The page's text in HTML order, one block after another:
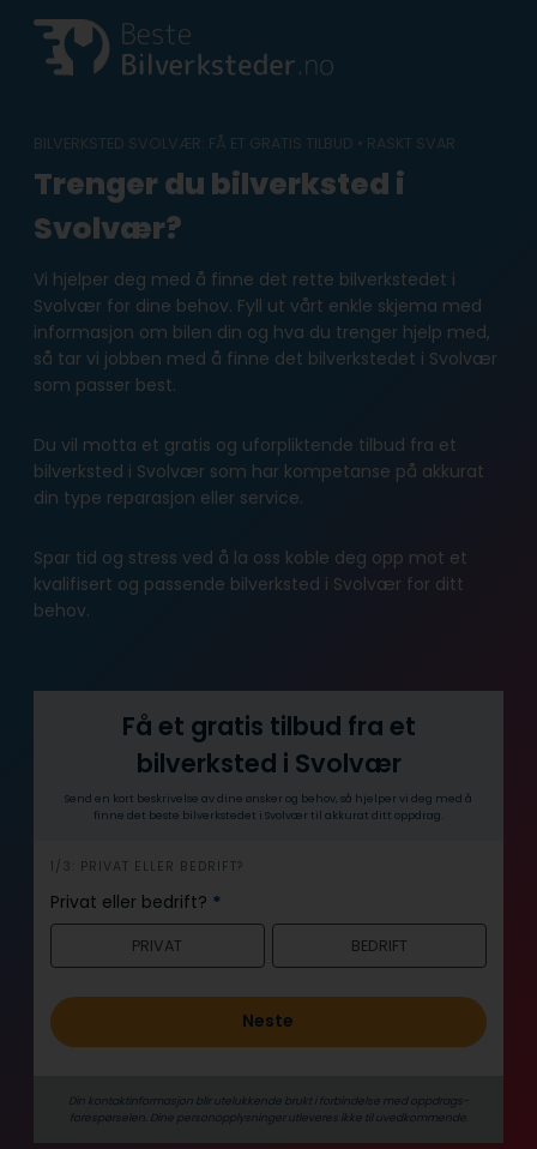
content
BILVERKSTED SVOLVÆR: FÅ ET GRATIS TILBUD • RASKT SVAR
Trenger du bilverksted i
Svolvær?
Vi hjelper deg med å finne det rette bilverkstedet i
Svolvær for dine behov. Fyll ut vårt enkle skjema med
informasjon om bilen din og hva du trenger hjelp med,
så tar vi jobben med å finne det bilverkstedet i Svolvær
som passer best.
Du vil motta et gratis og uforpliktende tilbud fra et
bilverksted i Svolvær som har kompetanse på akkurat
din type reparasjon eller service.
Spar tid og stress ved å la oss koble deg opp mot et
kvalifisert og passende bilverksted i Svolvær for ditt
behov.
Få et gratis tilbud fra et
bilverksted i Svolvær
Send en kort beskrivelse av dine ønsker og behov, så hjelper vi deg med å
finne det beste bilverkstedet i Svolvær til akkurat ditt oppdrag.
h
e
r
1/3: PRIVAT ELLER BEDRIFT?
Privat eller bedrift? *
PRIVAT BEDRIFT
Neste
Din kontaktinformasjon blir utelukkende brukt i forbindelse med oppdrags­
forespørselen. Dine person­­opplysninger utleveres ikke til uvedkommende.